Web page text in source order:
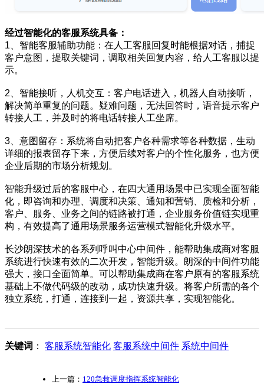
经过智能化的客服系统具备：
1、智能客服辅助功能：在人工客服回复时能根据对话，捕捉
客户意图，提取关键词，调取相关回复内容，给人工客服以提
示。
2、智能接听，人机交互：客户电话进入，机器人自动接听，
解决简单重复的问题。疑难问题，无法回答时，语音提示客户
转接人工，并及时的将电话转接人工坐席。
3、意图留存：系统将自动把客户各种需求等各种数据，生动
详细的报表留存下来，方便后续对客户的个性化服务，也方便
企业后期的市场分析规划。
智能升级过后的客服中心，在四大通用场景中已实现全面智能
化，即咨询和办理、调度和决策、通知和营销、质检和分析，
客户、服务、业务之间的链路被打通，企业服务价值链实现重
构，有效提高了通用场景服务运营模式智能化升级水平。
长沙朗深技术的各系列呼叫中心中间件，能帮助集成商对客服
系统进行快速有效的二次开发，智能升级。朗深的中间件功能
强大，接口全面简单。可以帮助集成商在客户原有的客服系统
基础上不做代码级的改动，成功快速升级。将客户所需的各个
独立系统，打通，连接到一起，资源共享，实现智能化。
关键词 ： 客服系统智能化 客服系统中间件 系统中间件
上一篇： 120急救调度指挥系统智能化